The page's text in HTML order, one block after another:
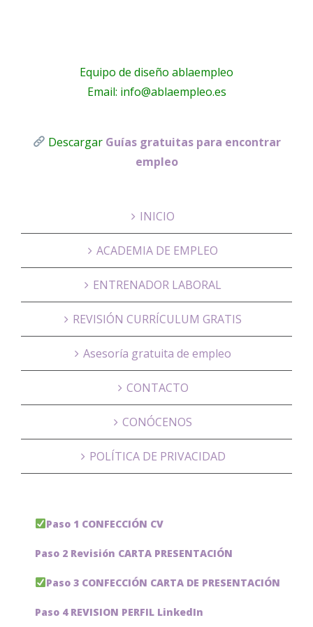
Equipo de diseño ablaempleo
Email: info@ablaempleo.es
Descargar Guías gratuitas para encontrar
empleo
INICIO
ACADEMIA DE EMPLEO
ENTRENADOR LABORAL
REVISIÓN CURRÍCULUM GRATIS
Asesoría gratuita de empleo
CONTACTO
CONÓCENOS
POLÍTICA DE PRIVACIDAD
Paso 1 CONFECCIÓN CV
Paso 2 Revisión CARTA PRESENTACIÓN
Paso 3 CONFECCIÓN CARTA DE PRESENTACIÓN
Paso 4 REVISION PERFIL LinkedIn